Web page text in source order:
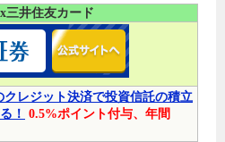
x三井住友カード
レジット決済で投資信託の積立
！ 0.5%ポイント付与、年間